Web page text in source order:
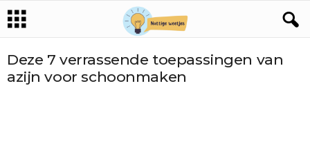
Deze 7 verrassende toepassingen van
azijn voor schoonmaken